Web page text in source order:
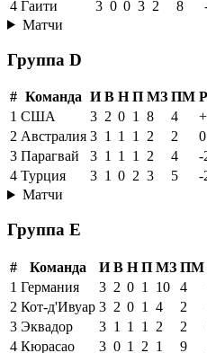
4 Гаити 3 0 0 3 2 8
Матчи
Группа D
# Команда И В Н П МЗ ПМ
1 США 3 2 0 1 8 4
2 Австралия 3 1 1 1 2 2 0
3 Парагвай 3 1 1 1 2 4 -
4 Турция 3 1 0 2 3 5 -
Матчи
Группа E
# Команда И В Н П МЗ ПМ
1 Германия 3 2 0 1 10 4
2 Кот-д'Ивуар 3 2 0 1 4 2
3 Эквадор 3 1 1 1 2 2
4 Кюрасао 3 0 1 2 1 9